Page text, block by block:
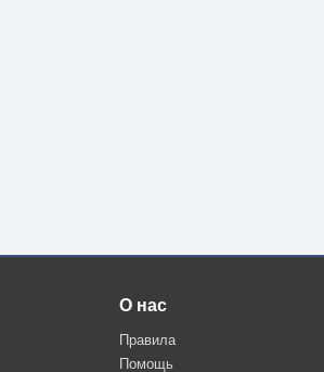
О нас
Правила
Помощь